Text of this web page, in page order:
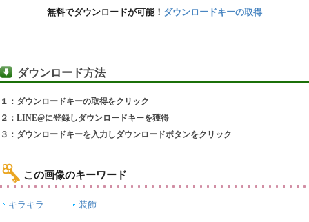
無料でダウンロードが可能！ ダウンロードキーの取得
ダウンロード方法
１：ダウンロードキーの取得をクリック
２：LINE@に登録しダウンロードキーを獲得
３：ダウンロードキーを入力しダウンロードボタンをクリック
この画像のキーワード
キラキラ 装飾